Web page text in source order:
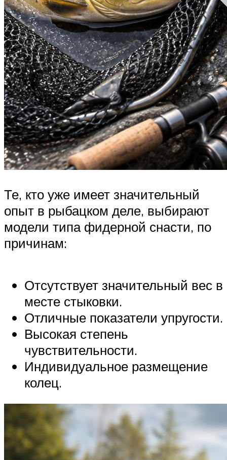
Те, кто уже имеет значительный
опыт в рыбацком деле, выбирают
модели типа фидерной снасти, по
причинам:
Отсутствует значительный вес в
месте стыковки.
Отличные показатели упругости.
Высокая степень
чувствительности.
Индивидуальное размещение
колец.